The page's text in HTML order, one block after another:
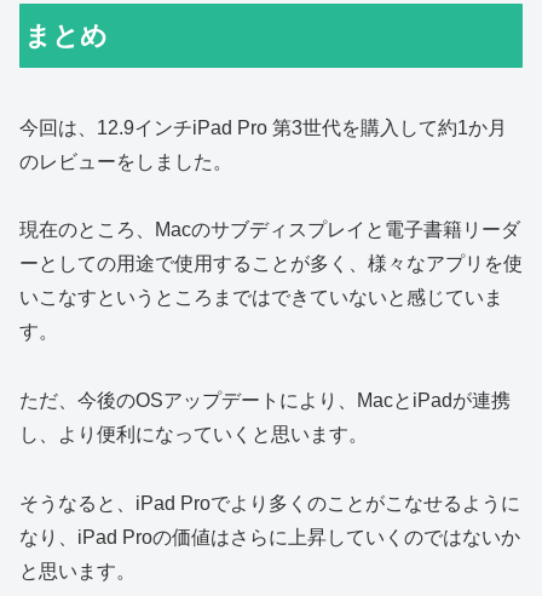
まとめ
今回は、12.9インチiPad Pro 第3世代を購入して約1か月
のレビューをしました。
現在のところ、Macのサブディスプレイと電子書籍リーダ
ーとしての用途で使用することが多く、様々なアプリを使
いこなすというところまではできていないと感じていま
す。
ただ、今後のOSアップデートにより、MacとiPadが連携
し、より便利になっていくと思います。
そうなると、iPad Proでより多くのことがこなせるように
なり、iPad Proの価値はさらに上昇していくのではないか
と思います。